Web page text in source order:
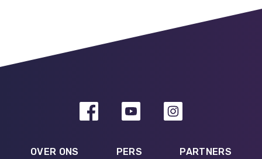
OVER ONS PERS PARTNERS